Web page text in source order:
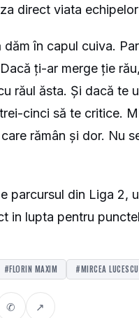
direct viata
în capul cuiva.
ți-ar merge ție
răul ăsta. Și dacă te
cinci să te critice.
rămân și dor. Nu
parcursul din Liga 2,
in lupta pentru
#FLORIN MAXIM #MIRCEA LUCESCU
✆ ↗